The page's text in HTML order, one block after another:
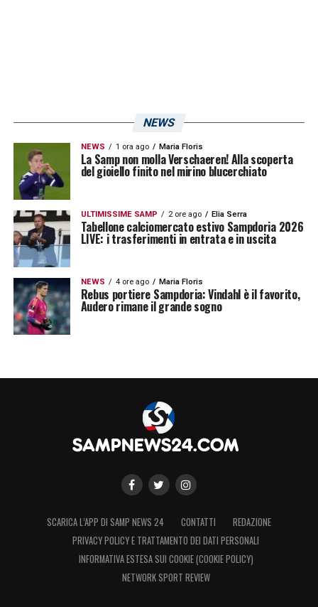
LA PLAYLIST DELLE NOSTRE TOP NEWS
NEWS
NEWS 1 ora ago Maria Floris
La Samp non molla Verschaeren! Alla scoperta
del gioiello finito nel mirino blucerchiato
ULTIMISSIME SAMP 2 ore ago Elia Serra
Tabellone calciomercato estivo Sampdoria 2026
LIVE: i trasferimenti in entrata e in uscita
NEWS 4 ore ago Maria Floris
Rebus portiere Sampdoria: Vindahl è il favorito,
Audero rimane il grande sogno
SCARICA L’APP DI SAMP NEWS 24 CONTATTI
REDAZIONE
PRIVACY POLICY E TRATTAMENTO DEI DATI PERSONALI
INFORMATIVA ESTESA SUI COOKIE (COOKIE POLICY)
NETWORK SPORT REVIEW